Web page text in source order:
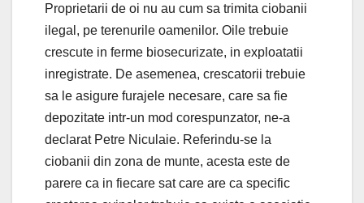
Proprietarii de oi nu au cum sa trimita ciobanii
ilegal, pe terenurile oamenilor. Oile trebuie
crescute in ferme biosecurizate, in exploatatii
inregistrate. De asemenea, crescatorii trebuie
sa le asigure furajele necesare, care sa fie
depozitate intr-un mod corespunzator, ne-a
declarat Petre Niculaie. Referindu-se la
ciobanii din zona de munte, acesta este de
parere ca in fiecare sat care are ca specific